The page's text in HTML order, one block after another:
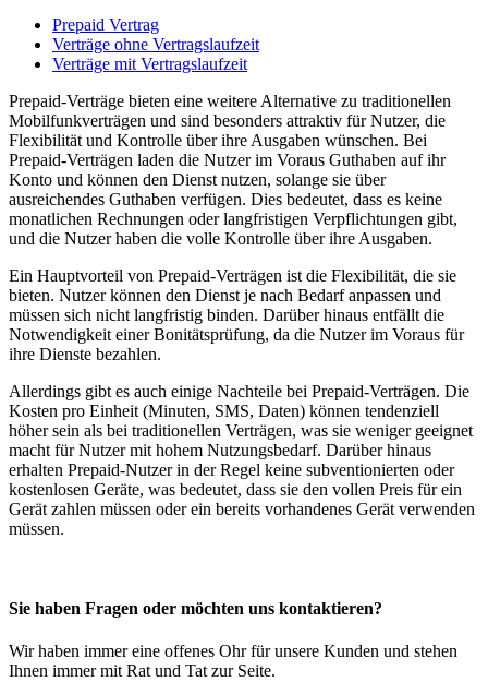
Prepaid Vertrag
Verträge ohne Vertragslaufzeit
Verträge mit Vertragslaufzeit
Prepaid-Verträge bieten eine weitere Alternative zu traditionellen
Mobilfunkverträgen und sind besonders attraktiv für Nutzer, die
Flexibilität und Kontrolle über ihre Ausgaben wünschen. Bei
Prepaid-Verträgen laden die Nutzer im Voraus Guthaben auf ihr
Konto und können den Dienst nutzen, solange sie über
ausreichendes Guthaben verfügen. Dies bedeutet, dass es keine
monatlichen Rechnungen oder langfristigen Verpflichtungen gibt,
und die Nutzer haben die volle Kontrolle über ihre Ausgaben.
Ein Hauptvorteil von Prepaid-Verträgen ist die Flexibilität, die sie
bieten. Nutzer können den Dienst je nach Bedarf anpassen und
müssen sich nicht langfristig binden. Darüber hinaus entfällt die
Notwendigkeit einer Bonitätsprüfung, da die Nutzer im Voraus für
ihre Dienste bezahlen.
Allerdings gibt es auch einige Nachteile bei Prepaid-Verträgen. Die
Kosten pro Einheit (Minuten, SMS, Daten) können tendenziell
höher sein als bei traditionellen Verträgen, was sie weniger geeignet
macht für Nutzer mit hohem Nutzungsbedarf. Darüber hinaus
erhalten Prepaid-Nutzer in der Regel keine subventionierten oder
kostenlosen Geräte, was bedeutet, dass sie den vollen Preis für ein
Gerät zahlen müssen oder ein bereits vorhandenes Gerät verwenden
müssen.
Sie haben Fragen oder möchten uns kontaktieren?
Wir haben immer eine offenes Ohr für unsere Kunden und stehen
Ihnen immer mit Rat und Tat zur Seite.